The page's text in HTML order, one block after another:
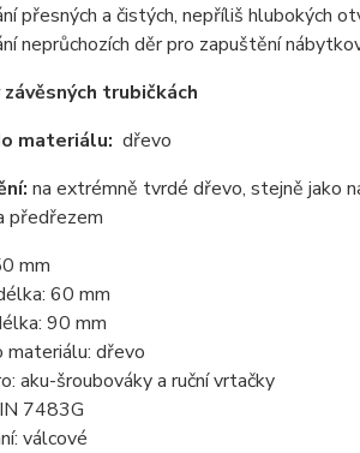
přesných a čistých, nepříliš hlubokých
neprůchozích děr pro zapuštění
trubičkách
materiálu: dřevo
na extrémně tvrdé dřevo, stejně jako
předřezem
mm
60 mm
90 mm
materiálu: dřevo
aku-šroubováky a ruční vrtačky
7483G
válcové